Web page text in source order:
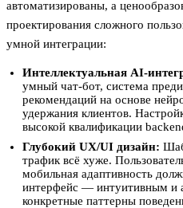
автоматизированы, а
проектирования сложного
умной интеграции:
Интеллектуальная AI-
умный чат-бот, система
рекомендаций на основе
удержания клиентов.
высокой квалификации
Глубокий UX/UI дизайн:
трафик всё хуже.
мобильная адаптивность
интерфейс — интуитивным и
конкретные паттерны